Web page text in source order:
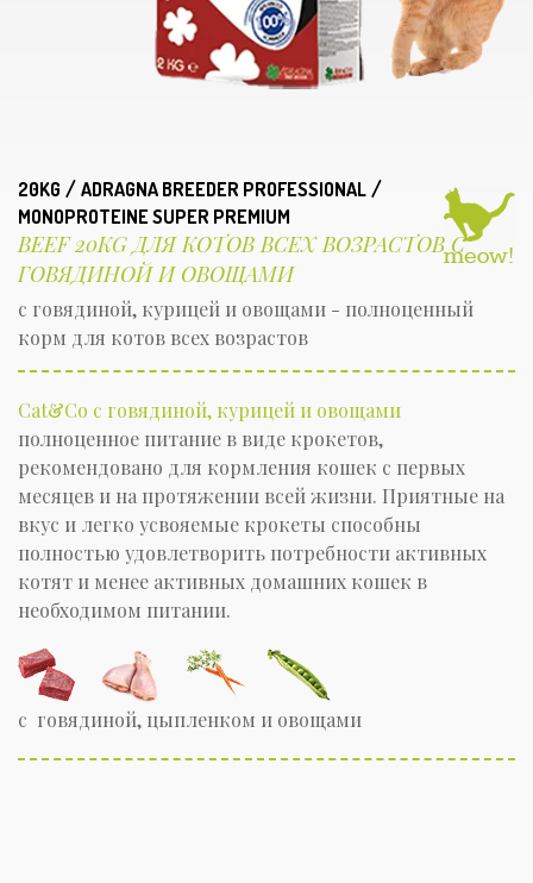
20KG / ADRAGNA BREEDER PROFESSIONAL /
MONOPROTEINE SUPER PREMIUM
BEEF 20KG ДЛЯ КОТОВ ВСЕХ ВОЗРАСТОВ C
ГОВЯДИНОЙ И ОВОЩАМИ
с говядиной, курицей и овощами - полноценный
корм для котов всех возрастов
Cat&Co с говядиной, курицей и овощами
полноценное питание в виде крокетов,
рекомендовано для кормления кошек с первых
месяцев и на протяжении всей жизни. Приятные на
вкус и легко усвояемые крокеты способны
полностью удовлетворить потребности активных
котят и менее активных домашних кошек в
необходимом питании.
с говядиной, цыпленком и овощами